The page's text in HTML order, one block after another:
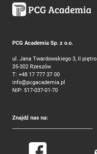
PCG Academia Sp. z o.o.
ul. Jana Twardowskiego 3, II piętro
35-302 Rzeszów
T: +48 17 777 37 00
info@pcgacademia.pl
NIP: 517-037-01-70
Znajdź nas na: